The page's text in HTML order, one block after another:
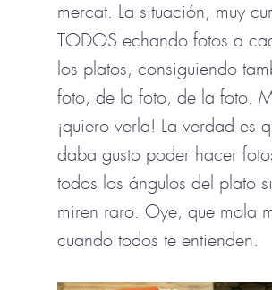
mercat. La situación, muy
TODOS echando fotos a
los platos, consiguiendo
foto, de la foto, de la foto.
¡quiero verla! La verdad es
daba gusto poder hacer
todos los ángulos del plato
miren raro. Oye, que mola
cuando todos te entienden.